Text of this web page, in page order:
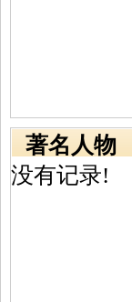
著名人物
没有记录!